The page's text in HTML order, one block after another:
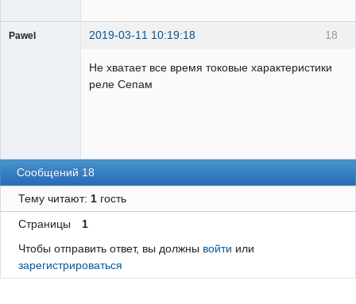
18
Pawel 2019-03-11 10:19:18
Не хватает все время токовые характеристики
реле Сепам
Сообщений 18
Тему читают: 1гость
Страницы
1
Чтобы отправить ответ, вы должны войти или
зарегистрироваться